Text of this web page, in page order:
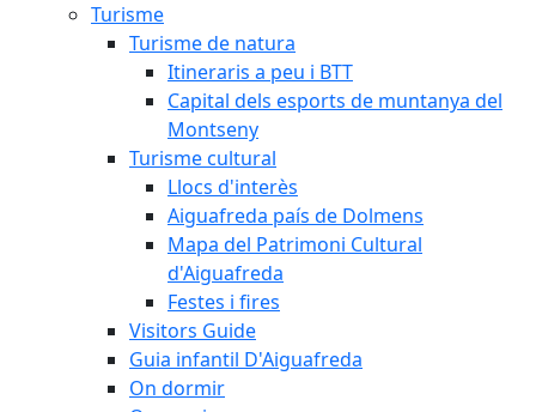
Turisme
Turisme de natura
Itineraris a peu i BTT
Capital dels esports de muntanya del
Montseny
Turisme cultural
Llocs d'interès
Aiguafreda país de Dolmens
Mapa del Patrimoni Cultural
d'Aiguafreda
Festes i fires
Visitors Guide
Guia infantil D'Aiguafreda
On dormir